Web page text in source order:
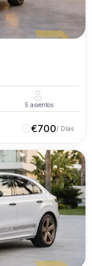
5 asientos
€700/ Días